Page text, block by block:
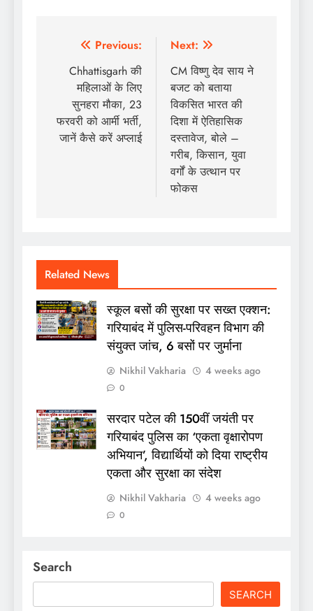
Post
navigation
Previous:
Chhattisgarh की
महिलाओं के लिए
सुनहरा मौका, 23
फरवरी को आर्मी भर्ती,
जानें कैसे करें अप्लाई
Next:
CM विष्णु देव साय ने
बजट को बताया
विकसित भारत की
दिशा में ऐतिहासिक
दस्तावेज, बोले –
गरीब, किसान, युवा
वर्गों के उत्थान पर
फोकस
Related News
स्कूल बसों की सुरक्षा पर सख्त एक्शन:
गरियाबंद में पुलिस-परिवहन विभाग की
संयुक्त जांच, 6 बसों पर जुर्माना
Nikhil Vakharia 4 weeks ago
0
सरदार पटेल की 150वीं जयंती पर
गरियाबंद पुलिस का ‘एकता वृक्षारोपण
अभियान’, विद्यार्थियों को दिया राष्ट्रीय
एकता और सुरक्षा का संदेश
Nikhil Vakharia 4 weeks ago
0
Search
SEARCH